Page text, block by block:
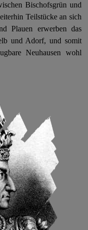
Bischofsgrün und
Teilstücke an sich
Plauen erwerben das
und Adorf, und somit
Neuhausen wohl